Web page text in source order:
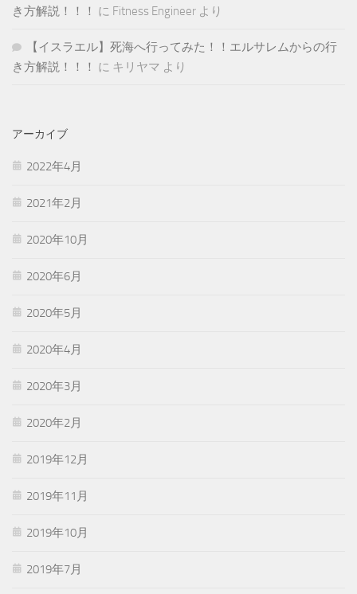
き方解説！！！ に Fitness Engineer より
【イスラエル】死海へ行ってみた！！エルサレムからの行
き方解説！！！ に キリヤマ より
アーカイブ
2022年4月
2021年2月
2020年10月
2020年6月
2020年5月
2020年4月
2020年3月
2020年2月
2019年12月
2019年11月
2019年10月
2019年7月